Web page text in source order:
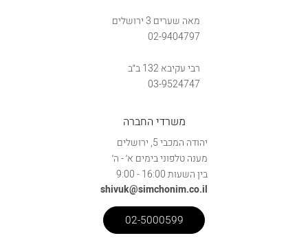
מאה שערים 3 ירושלים
02-9404797
רבי עקיבא 132 ב״ב
03-9524747
משרדי החברה
יהודה המכבי 5, ירושלים
מענה טלפוני בימים א׳ - ה׳
בין השעות 16:00 - 9:00
shivuk@simchonim.co.il
02-5000599